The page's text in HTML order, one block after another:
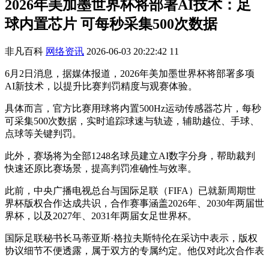
2026年美加墨世界杯将部署AI技术：足
球内置芯片 可每秒采集500次数据
非凡百科 网络资讯 2026-06-03 20:22:42 11
6月2日消息，据媒体报道，2026年美加墨世界杯将部署多项
AI新技术，以提升比赛判罚精度与观赛体验。
具体而言，官方比赛用球将内置500Hz运动传感器芯片，每秒
可采集500次数据，实时追踪球速与轨迹，辅助越位、手球、
点球等关键判罚。
此外，赛场将为全部1248名球员建立AI数字分身，帮助裁判
快速还原比赛场景，提高判罚准确性与效率。
此前，中央广播电视总台与国际足联（FIFA）已就新周期世
界杯版权合作达成共识，合作赛事涵盖2026年、2030年两届世
界杯，以及2027年、2031年两届女足世界杯。
国际足联秘书长马蒂亚斯·格拉夫斯特伦在采访中表示，版权
协议细节不便透露，属于双方的专属约定。他仅对此次合作表